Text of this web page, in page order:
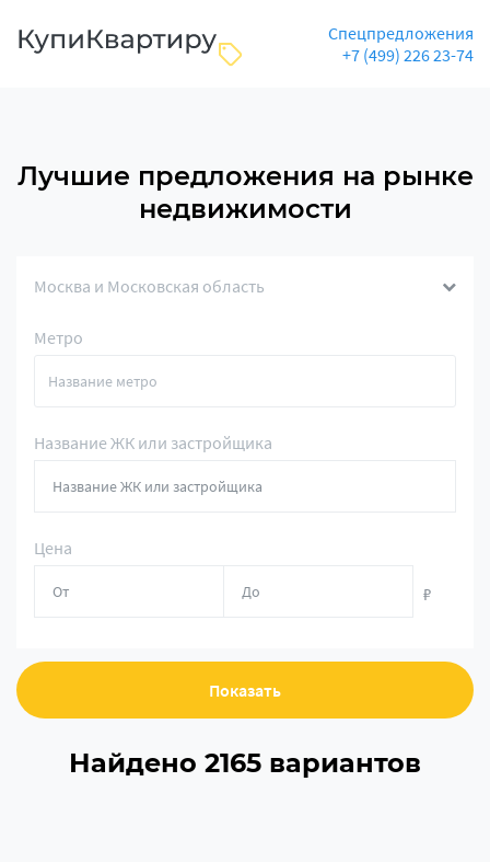
Спецпредложения
+7 (499) 226 23-74
Лучшие предложения на рынке
недвижимости
Москва и Московская область
Метро
Название ЖК или застройщика
Цена
₽
Показать
Найдено 2165 вариантов